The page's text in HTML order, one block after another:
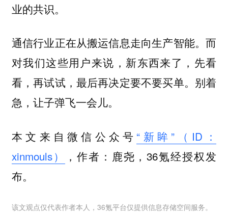
业的共识。
通信行业正在从搬运信息走向生产智能。而
对我们这些用户来说，新东西来了，先看
看，再试试，最后再决定要不要买单。别着
急，让子弹飞一会儿。
本文来自微信公众号 “新眸”（ID：
xinmouls）
，作者：鹿尧，36氪经授权发
布。
该文观点仅代表作者本人，36氪平台仅提供信息存储空间服务。